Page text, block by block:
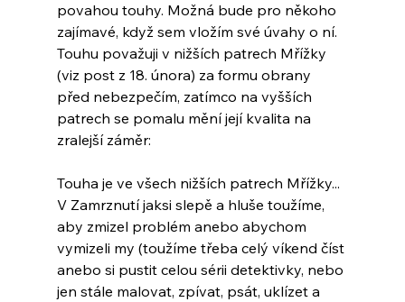
povahou touhy. Možná bude pro někoho
zajímavé, když sem vložím své úvahy o ní.
Touhu považuji v nižších patrech Mřížky
(viz post z 18. února) za formu obrany
před nebezpečím, zatímco na vyšších
patrech se pomalu mění její kvalita na
zralejší záměr:
Touha je ve všech nižších patrech Mřížky...
V Zamrznutí jaksi slepě a hluše toužíme,
aby zmizel problém anebo abychom
vymizeli my (toužíme třeba celý víkend číst
anebo si pustit celou sérii detektivky, nebo
jen stále malovat, zpívat, psát, uklízet a